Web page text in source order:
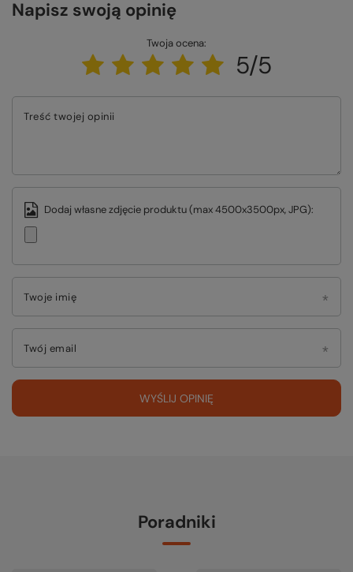
Napisz swoją opinię
Twoja ocena:
5/5
Treść twojej opinii
Dodaj własne zdjęcie produktu (max 4500x3500px, JPG):
Twoje imię
Twój email
WYŚLIJ OPINIĘ
Poradniki